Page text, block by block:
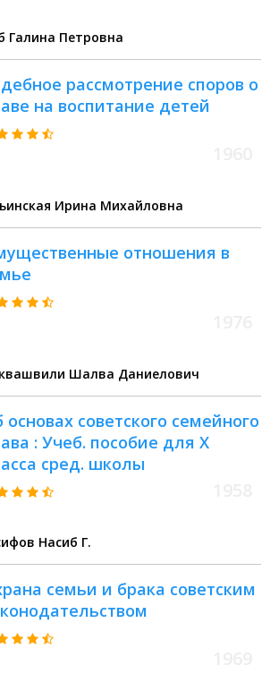
Галина Петровна
рассмотрение споров о
на воспитание детей
Ирина Михайловна
отношения в
Шалва Даниелович
основах советского семейного
: Учеб. пособие для X
сред. школы
Насиб Г.
семьи и брака советским